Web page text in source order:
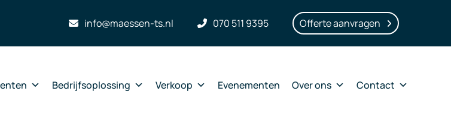
info@maessen-ts.nl 070 511 9395 Offerte aanvragen
Bedrijfsoplossing Verkoop Evenementen Over ons Contact